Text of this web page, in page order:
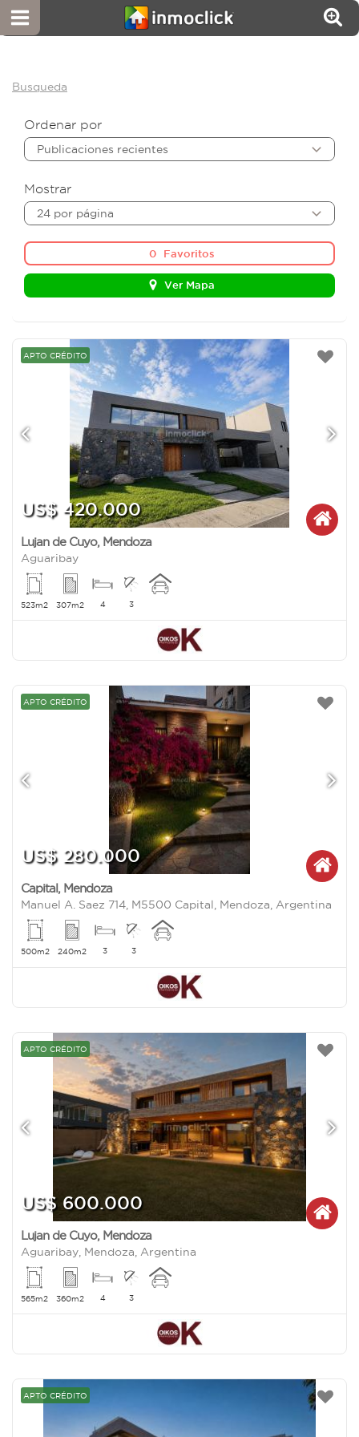
Busqueda
Ordenar por
Publicaciones recientes
Mostrar
24 por página
0 Favoritos
Ver Mapa
APTO CRÉDITO
US$ 420.000
Lujan de Cuyo, Mendoza
Aguaribay
523m2 307m2 4 3
APTO CRÉDITO
US$ 280.000
Capital, Mendoza
Manuel A. Saez 714, M5500 Capital, Mendoza, Argentina
500m2 240m2 3 3
APTO CRÉDITO
US$ 600.000
Lujan de Cuyo, Mendoza
Aguaribay, Mendoza, Argentina
565m2 360m2 4 3
APTO CRÉDITO